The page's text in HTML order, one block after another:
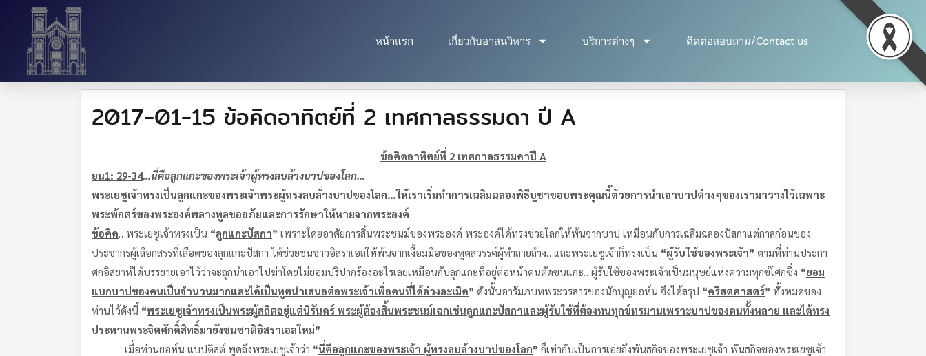
หน้าแรก เกี่ยวกับอาสนวิหาร บริการต่างๆ ติดต่อสอบถาม/Contact us
2017-01-15 ข้อคิดอาทิตย์ที่ 2 เทศกาลธรรมดา ปี A
ข้อคิดอาทิตย์ที่ 2 เทศกาลธรรมดาปี A
ยน1: 29-34…นี่คือลูกแกะของพระเจ้าผู้ทรงลบล้างบาปของโลก…
พระเยซูเจ้าทรงเป็นลูกแกะของพระเจ้าพระผู้ทรงลบล้างบาปของโลก…ให้เราเริ่มทำการเฉลิมฉลองพิธีบูชาขอบพระคุณนี้ด้วยการนำเอาบาปต่างๆของเรามาวางไว้เฉพาะ
พระพ้กตร์ของพระองค์พลางทูลขออภัยและการรักษาให้หายจากพระองค์
ข้อคิด…พระเยซูเจ้าทรงเป็น “ลูกแกะปัสกา” เพราะโดยอาศัยการสิ้นพระชนม์ของพระองค์ พระองค์ได้ทรงช่วยโลกให้พ้นจากบาป เหมือนกับการเฉลิมฉลองปัสกาแต่กาลก่อนของ
ประชากรผู้เลือกสรรที่เลือดของลูกแกะปัสกา ได้ช่วยชนชาวอิสราเอลให้พ้นจากเงื้อมมือของทูตสวรรค์ผู้ทำลายล้าง…และพระเยซูเจ้าก็ทรงเป็น “ผู้รับใช้ของพระเจ้า” ตามที่ท่านประกา
ศกอิสยาห์ได้บรรยายเอาไว้ว่าจะถูกนำเอาไปฆ่าโดยไม่ยอมปริปากร้องอะไรเลยเหมือนกับลูกแกะที่อยู่ต่อหน้าคนตัดขนแกะ…ผู้รับใช้ของพระเจ้าเป็นมนุษย์แห่งความทุกข์โศกซึ่ง “ยอม
แบกบาปของคนเป็นจำนวนมากและได้เป็นทูตนำเสนอต่อพระเจ้าเพื่อคนที่ได้ล่วงละเมิด” ดังนั้นอารัมภบทพระวรสารของนักบุญยอห์น จึงได้สรุป “คริสตศาสตร์” ทั้งหมดของ
ท่านไว้ดังนี้ “พระเยซูเจ้าทรงเป็นพระผู้สถิตอยู่แต่นิรันดร์ พระผู้ต้องสิ้นพระชนม์เฉกเช่นลูกแกะปัสกาและผู้รับใช้ที่ต้องทนทุกข์ทรมานเพราะบาปของคนทั้งหลาย และได้ทรง
ประทานพระจิตศักดิ์สิทธิ์มายังชนชาติอิสราเอลใหม่”
เมื่อท่านยอห์น แบปติสต์ พูดถึงพระเยซูเจ้าว่า “นี่คือลูกแกะของพระเจ้า ผู้ทรงลบล้างบาปของโลก” ก็เท่ากับเป็นการเอ่ยถึงพันธกิจของพระเยซูเจ้า พันธกิจของพระเยซูเจ้า